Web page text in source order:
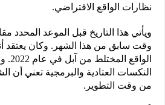
نظارات الواقع الافتراضي.
ويأتي هذا التاريخ قبل الموعد المحدد
وقت سابق من هذا الشهر. وكان يعتقد
النكسات العتادية والبرمجية تعني أن
من وقت التطوير.